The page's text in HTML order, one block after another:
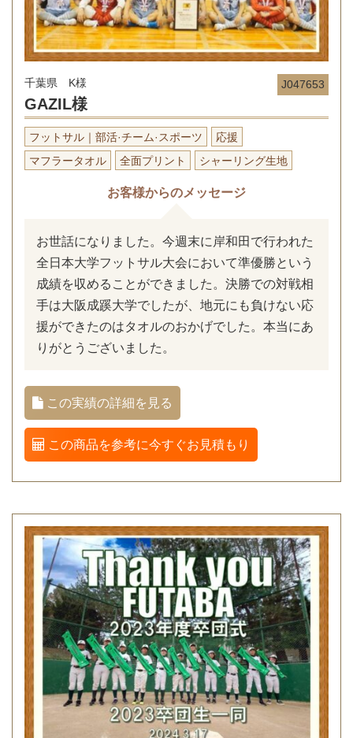
J047653
千葉県 K様
GAZIL様
フットサル｜部活·チーム·スポーツ
応援
マフラータオル
全面プリント シャーリング生地
お客様からのメッセージ
お世話になりました。今週末に岸和田で行われた
全日本大学フットサル大会において準優勝という
成績を収めることができました。決勝での対戦相
手は大阪成蹊大学でしたが、地元にも負けない応
援ができたのはタオルのおかげでした。本当にあ
りがとうございました。
この実績の詳細を見る
この商品を参考に今すぐお見積もり